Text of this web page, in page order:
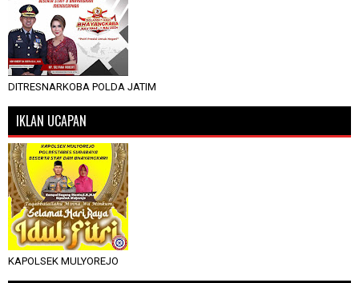
DITRESNARKOBA POLDA JATIM
IKLAN UCAPAN
KAPOLSEK MULYOREJO